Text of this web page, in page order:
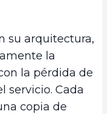
su arquitectura,
la
la pérdida de
servicio. Cada
copia de